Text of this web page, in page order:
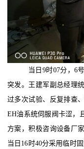
当日 9时07分，6
突发。王建军副总经理
过多次试验、反复排查
EH油系统伺服阀卡涩，
方案，积极咨询设备厂
当日16时40分采用临时